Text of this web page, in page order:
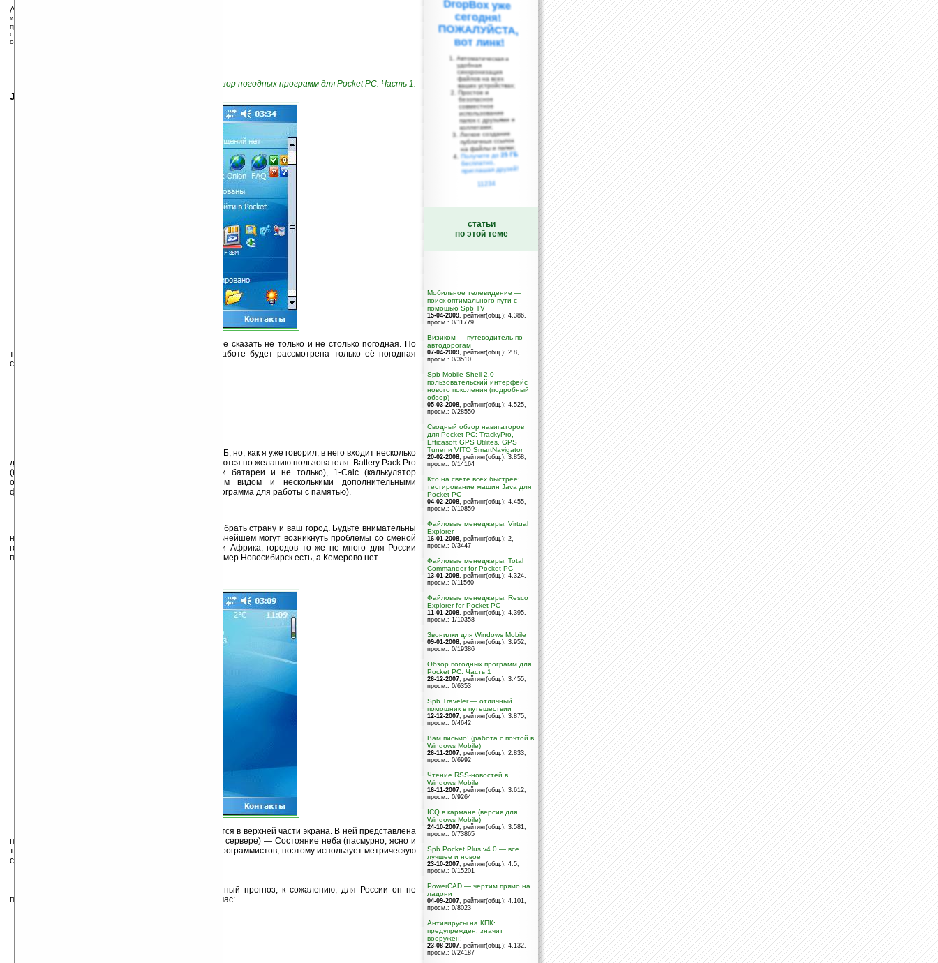
Автор/Источник:
» 26.12.2007 11:45,
просмотров сегодня: 1, всего: 5214
статья размещена в группе:
оценка: 3, 7 голосов
Читать обзор погодных программ для Pocket PC. Часть 1.
Journal Bar
Вообще-то это не погодная программа, точнее сказать не только и не столько погодная. По
типу она похожа на Spb Pocket Plus, но в этой работе будет рассмотрена только её погодная
составляющая, остальное дело отдельной статьи.
Инсталляционный пакет большой — почти 3 МБ, но, как я уже говорил, в него входит несколько
дополнительных компонентов, которые устанавливаются по желанию пользователя: Battery Pack Pro
(как ясно из названия информирует о состоянии батареи и не только), 1-Calc (калькулятор
отличающийся от стандартного только внешним видом и несколькими дополнительными
функциями), Pocket Mechanic (очень симпатичная программа для работы с памятью).
При первом запуске программа предлагает выбрать страну и ваш город. Будьте внимательны
на этом этапе, в случае не точной установки в дальнейшем могут возникнуть проблемы со сменой
города. Надо сказать выбор не богатый 28 стран и Африка, городов то же не много для России
представлены даже не все областные центры, например Новосибирск есть, а Кемерово нет.
Информационная панель плагина располагается в верхней части экрана. В ней представлена
погода на 3-5 дней (зависит от наличия прогноза на сервере) — Состояние неба (пасмурно, ясно и
т.д.), осадки, температура. Продукт от европейских программистов, поэтому использует метрическую
систему исчисления и градусы Цельсия.
Кликнув на панель можно вызвать расширенный прогноз, к сожалению, для России он не
полный. Здесь же можно узнать информацию на сейчас:
вот линк!
Автоматическая и
удобная
синхронизация
файлов на всех
ваших устройствах;
Простое и
безопасное
совместное
использование
папок с друзьями и
коллегами;
Легкое создание
публичных ссылок
на файлы и папки;
Получите до25 ГБ
бесплатно,
приглашая друзей!
11234
статьи
по этой теме
Мобильное телевидение —
поиск оптимального пути с
помощью Spb TV
15-04-2009, рейтинг(общ.): 4.386,
просм.: 0/11779
Визиком — путеводитель по
автодорогам
07-04-2009, рейтинг(общ.): 2.8,
просм.: 0/3510
Spb Mobile Shell 2.0 —
пользовательский интерфейс
нового поколения (подробный
обзор)
05-03-2008, рейтинг(общ.): 4.525,
просм.: 0/28550
Сводный обзор навигаторов
для Pocket PC: TrackyPro,
Efficasoft GPS Utilites, GPS
Tuner и VITO SmartNavigator
20-02-2008, рейтинг(общ.): 3.858,
просм.: 0/14164
Кто на свете всех быстрее:
тестирование машин Java для
Pocket PC
04-02-2008, рейтинг(общ.): 4.455,
просм.: 0/10859
Файловые менеджеры: Virtual
Explorer
16-01-2008, рейтинг(общ.): 2,
просм.: 0/3447
Файловые менеджеры: Total
Commander for Pocket PC
13-01-2008, рейтинг(общ.): 4.324,
просм.: 0/11560
Файловые менеджеры: Resco
Explorer for Pocket PC
11-01-2008, рейтинг(общ.): 4.395,
просм.: 1/10358
Звонилки для Windows Mobile
09-01-2008, рейтинг(общ.): 3.952,
просм.: 0/19386
Обзор погодных программ для
Pocket PC. Часть 1
26-12-2007, рейтинг(общ.): 3.455,
просм.: 0/6353
Spb Traveler — отличный
помощник в путешествии
12-12-2007, рейтинг(общ.): 3.875,
просм.: 0/4642
Вам письмо! (работа с почтой в
Windows Mobile)
26-11-2007, рейтинг(общ.): 2.833,
просм.: 0/6992
Чтение RSS-новостей в
Windows Mobile
16-11-2007, рейтинг(общ.): 3.612,
просм.: 0/9264
ICQ в кармане (версия для
Windows Mobile)
24-10-2007, рейтинг(общ.): 3.581,
просм.: 0/73865
Spb Pocket Plus v4.0 — все
лучшее и новое
23-10-2007, рейтинг(общ.): 4.5,
просм.: 0/15201
PowerCAD — чертим прямо на
ладони
04-09-2007, рейтинг(общ.): 4.101,
просм.: 0/8023
Антивирусы на КПК:
предупрежден, значит
вооружен!
23-08-2007, рейтинг(общ.): 4.132,
просм.: 0/24187